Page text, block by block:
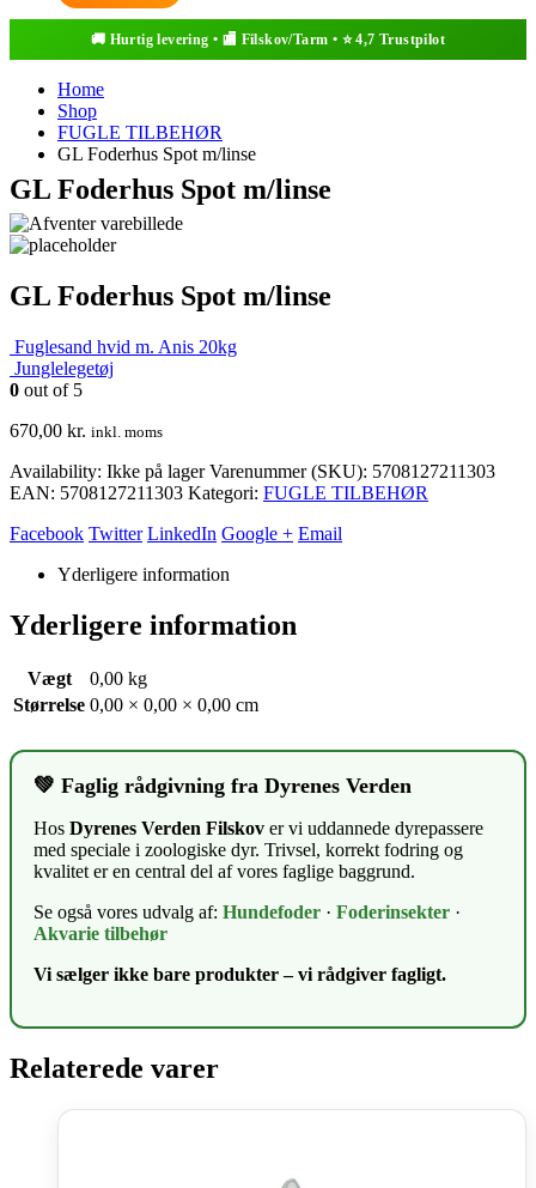
Home
Shop
FUGLE TILBEHØR
GL Foderhus Spot m/linse
GL Foderhus Spot m/linse
GL Foderhus Spot m/linse
Fuglesand hvid m. Anis 20kg
Junglelegetøj
0 out of 5
670,00 kr. inkl. moms
Availability: Ikke på lager Varenummer (SKU): 5708127211303
EAN: 5708127211303 Kategori: FUGLE TILBEHØR
Facebook Twitter LinkedIn Google + Email
Yderligere information
Yderligere information
Vægt
0,00 kg
Størrelse 0,00 × 0,00 × 0,00 cm
💚 Faglig rådgivning fra Dyrenes Verden
Hos Dyrenes Verden Filskov er vi uddannede dyrepassere
med speciale i zoologiske dyr. Trivsel, korrekt fodring og
kvalitet er en central del af vores faglige baggrund.
Se også vores udvalg af: Hundefoder · Foderinsekter ·
Akvarie tilbehør
Vi sælger ikke bare produkter – vi rådgiver fagligt.
Relaterede varer